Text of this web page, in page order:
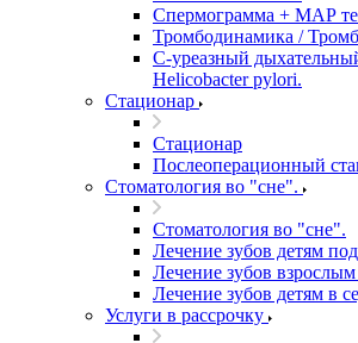
Спермограмма + МАР
Тромбодинамика /
С-уреазный
Helicobacter pylori.
Стационар
Стационар
Послеоперационный
Стоматология во "сне".
Стоматология во "сне".
Лечение зубов детям
Лечение зубов
Лечение зубов детям в
Услуги в рассрочку